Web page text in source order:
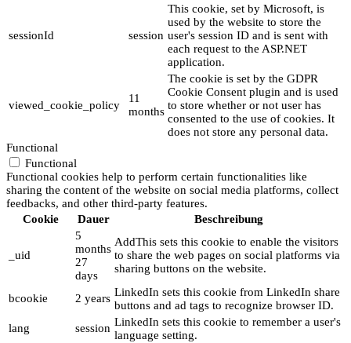
sessionId session
This cookie, set by Microsoft, is
used by the website to store the
user's session ID and is sent with
each request to the ASP.NET
application.
viewed_cookie_policy
11
months
The cookie is set by the GDPR
Cookie Consent plugin and is used
to store whether or not user has
consented to the use of cookies. It
does not store any personal data.
Functional
Functional
Functional cookies help to perform certain functionalities like
sharing the content of the website on social media platforms, collect
feedbacks, and other third-party features.
Cookie
Dauer Beschreibung
_uid
5
months
27
days
AddThis sets this cookie to enable the visitors
to share the web pages on social platforms via
sharing buttons on the website.
bcookie 2 years LinkedIn sets this cookie from LinkedIn share
buttons and ad tags to recognize browser ID.
lang
session LinkedIn sets this cookie to remember a user's
language setting.